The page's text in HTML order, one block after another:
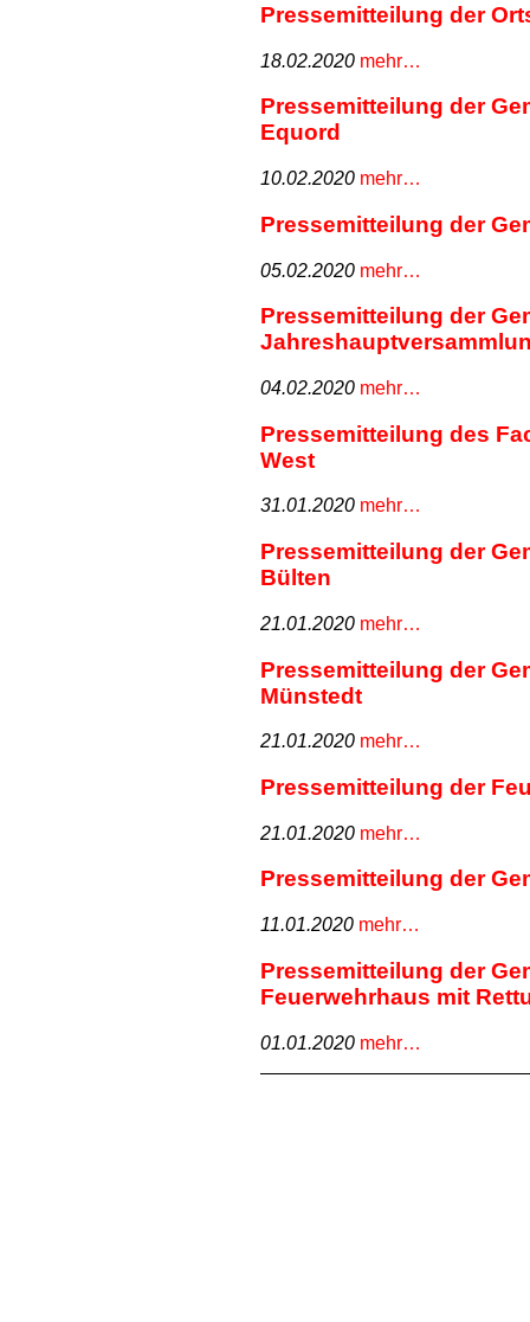
Pressemitteilung der
18.02.2020 mehr…
Pressemitteilung der
Equord
10.02.2020 mehr…
Pressemitteilung der
05.02.2020 mehr…
Pressemitteilung der
04.02.2020 mehr…
Pressemitteilung des
West
31.01.2020 mehr…
Pressemitteilung der
Bülten
21.01.2020 mehr…
Pressemitteilung der
Münstedt
21.01.2020 mehr…
Pressemitteilung der
21.01.2020 mehr…
Pressemitteilung der
11.01.2020 mehr…
Pressemitteilung der
Feuerwehrhaus mit
01.01.2020 mehr…